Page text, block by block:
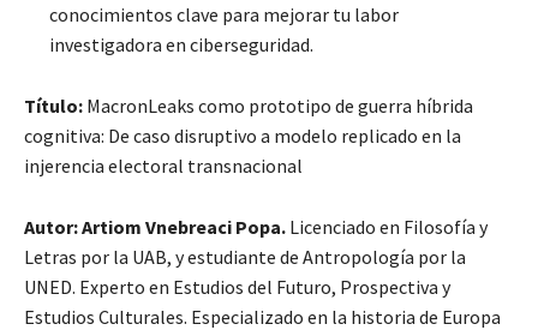
conocimientos clave para mejorar tu labor
investigadora en ciberseguridad.
Título: MacronLeaks como prototipo de guerra híbrida
cognitiva: De caso disruptivo a modelo replicado en la
injerencia electoral transnacional
Autor:Artiom Vnebreaci Popa. Licenciado en Filosofía y
Letras por la UAB, y estudiante de Antropología por la
UNED. Experto en Estudios del Futuro, Prospectiva y
Estudios Culturales. Especializado en la historia de Europa